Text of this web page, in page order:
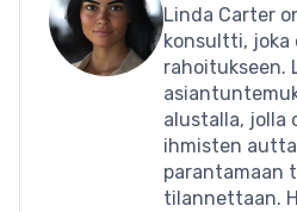
Linda Carter
konsultti,
rahoitukseen.
alustalla, jolla
ihmisten
parantamaan
tilannettaan.